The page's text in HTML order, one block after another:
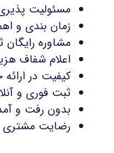
مسئولیت
زمان بندی و
مشاوره
اعلام شفاف
کیفیت در
ثبت فوری و
بدون رفت و
رضایت مشتری